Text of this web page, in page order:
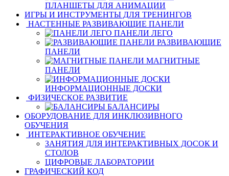
ПЛАНШЕТЫ ДЛЯ АНИМАЦИИ
ИГРЫ И ИНСТРУМЕНТЫ ДЛЯ ТРЕНИНГОВ
НАСТЕННЫЕ РАЗВИВАЮЩИЕ ПАНЕЛИ
ПАНЕЛИ ЛЕГО
РАЗВИВАЮЩИЕ
ПАНЕЛИ
МАГНИТНЫЕ
ПАНЕЛИ
ИНФОРМАЦИОННЫЕ ДОСКИ
ФИЗИЧЕСКОЕ РАЗВИТИЕ
БАЛАНСИРЫ
ОБОРУДОВАНИЕ ДЛЯ ИНКЛЮЗИВНОГО
ОБУЧЕНИЯ
ИНТЕРАКТИВНОЕ ОБУЧЕНИЕ
ЗАНЯТИЯ ДЛЯ ИНТЕРАКТИВНЫХ ДОСОК И
СТОЛОВ
ЦИФРОВЫЕ ЛАБОРАТОРИИ
ГРАФИЧЕСКИЙ КОД